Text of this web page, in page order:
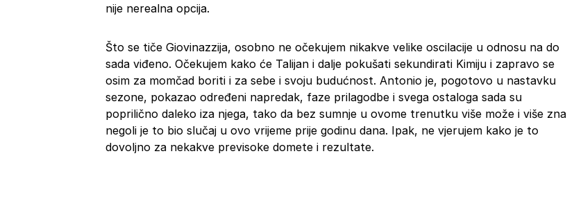
nije nerealna opcija.
Što se tiče Giovinazzija, osobno ne očekujem nikakve velike oscilacije u odnosu na do
sada viđeno. Očekujem kako će Talijan i dalje pokušati sekundirati Kimiju i zapravo se
osim za momčad boriti i za sebe i svoju budućnost. Antonio je, pogotovo u nastavku
sezone, pokazao određeni napredak, faze prilagodbe i svega ostaloga sada su
poprilično daleko iza njega, tako da bez sumnje u ovome trenutku više može i više zna
negoli je to bio slučaj u ovo vrijeme prije godinu dana. Ipak, ne vjerujem kako je to
dovoljno za nekakve previsoke domete i rezultate.